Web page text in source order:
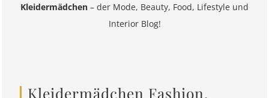
Kleidermädchen – der Mode, Beauty, Food, Lifestyle und
Interior Blog!
Kleidermädchen Fashion,